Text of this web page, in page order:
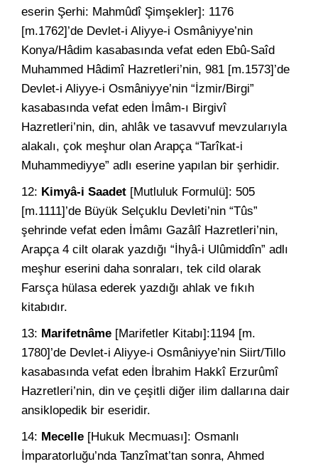
eserin Şerhi: Mahmûdî Şimşekler]: 1176
[m.1762]’de Devlet-i Aliyye-i Osmâniyye’nin
Konya/Hâdim kasabasında vefat eden Ebû-Saîd
Muhammed Hâdimî Hazretleri’nin, 981 [m.1573]’de
Devlet-i Aliyye-i Osmâniyye’nin “İzmir/Birgi”
kasabasında vefat eden İmâm-ı Birgivî
Hazretleri’nin, din, ahlâk ve tasavvuf mevzularıyla
alakalı, çok meşhur olan Arapça “Tarîkat-i
Muhammediyye” adlı eserine yapılan bir şerhidir.
12: Kimyâ-i Saadet [Mutluluk Formulü]: 505
[m.1111]’de Büyük Selçuklu Devleti’nin “Tûs”
şehrinde vefat eden İmâmı Gazâlî Hazretleri’nin,
Arapça 4 cilt olarak yazdığı “İhyâ-i Ulûmiddîn” adlı
meşhur eserini daha sonraları, tek cild olarak
Farsça hülasa ederek yazdığı ahlak ve fıkıh
kitabıdır.
13: Marifetnâme [Marifetler Kitabı]:1194 [m.
1780]’de Devlet-i Aliyye-i Osmâniyye’nin Siirt/Tillo
kasabasında vefat eden İbrahim Hakkî Erzurûmî
Hazretleri’nin, din ve çeşitli diğer ilim dallarına dair
ansiklopedik bir eseridir.
14: Mecelle [Hukuk Mecmuası]: Osmanlı
İmparatorluğu’nda Tanzîmat’tan sonra, Ahmed